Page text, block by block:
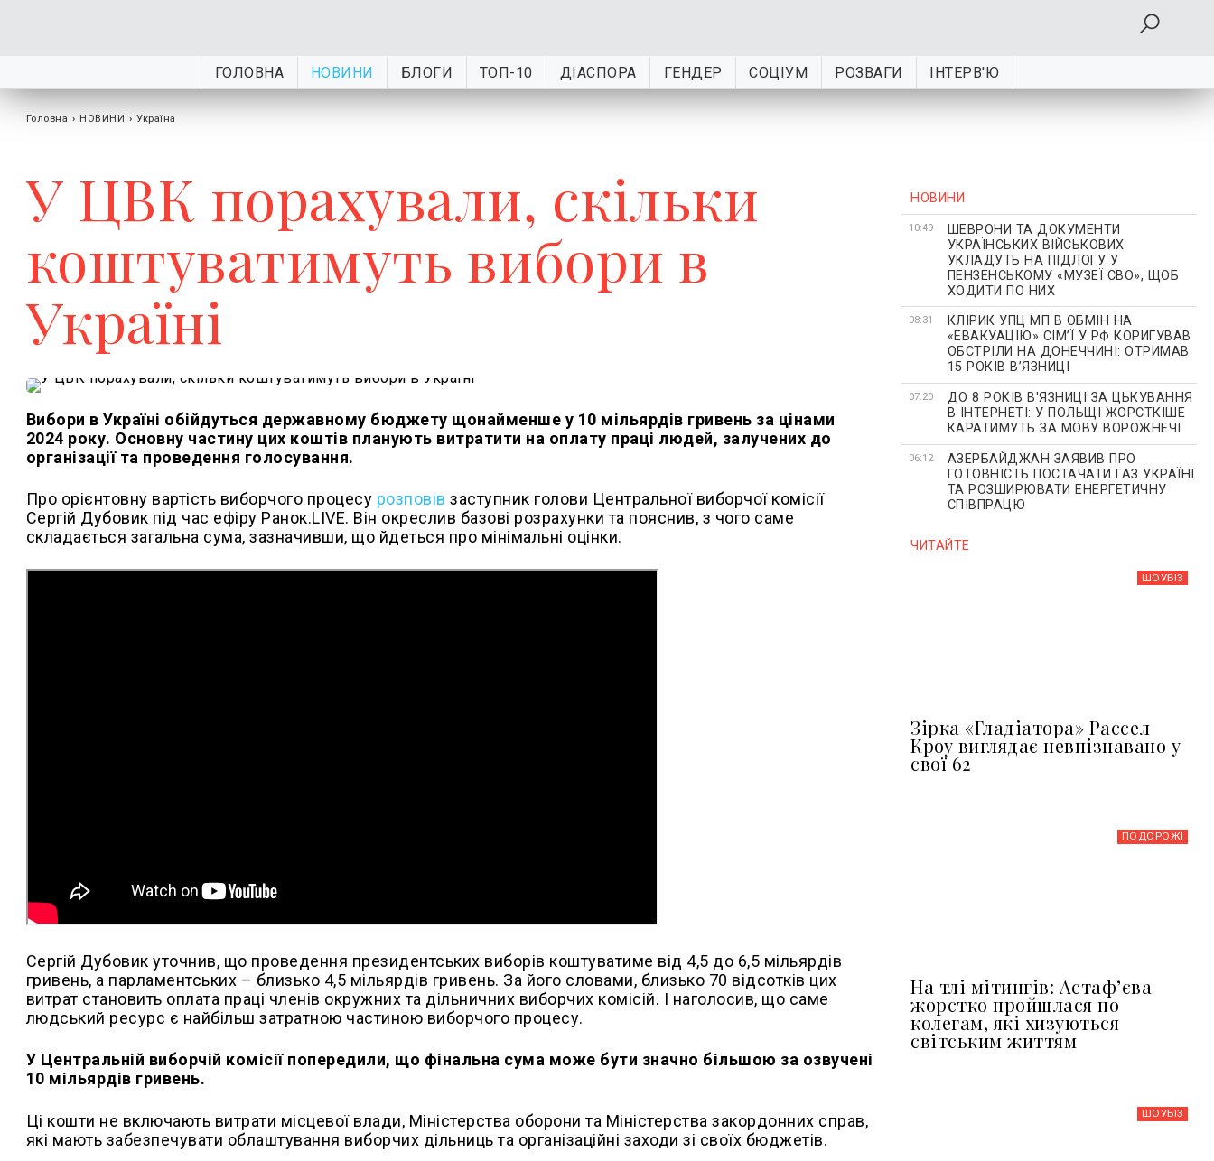
ГОЛОВНА НОВИНИ БЛОГИ ТОП-10 ДІАСПОРА ГЕНДЕР СОЦІУМ РОЗВАГИ ІНТЕРВ'Ю
Головна › НОВИНИ › Україна
У ЦВК порахували, скільки
коштуватимуть вибори в
Україні
Вибори в Україні обійдуться державному бюджету щонайменше у 10 мільярдів гривень за цінами
2024 року. Основну частину цих коштів планують витратити на оплату праці людей, залучених до
організації та проведення голосування.
Про орієнтовну вартість виборчого процесу розповів заступник голови Центральної виборчої комісії
Сергій Дубовик під час ефіру Ранок.LIVE. Він окреслив базові розрахунки та пояснив, з чого саме
складається загальна сума, зазначивши, що йдеться про мінімальні оцінки.
Сергій Дубовик уточнив, що проведення президентських виборів коштуватиме від 4,5 до 6,5 мільярдів
гривень, а парламентських – близько 4,5 мільярдів гривень. За його словами, близько 70 відсотків цих
витрат становить оплата праці членів окружних та дільничних виборчих комісій. І наголосив, що саме
людський ресурс є найбільш затратною частиною виборчого процесу.
У Центральній виборчій комісії попередили, що фінальна сума може бути значно більшою за озвучені
10 мільярдів гривень.
Ці кошти не включають витрати місцевої влади, Міністерства оборони та Міністерства закордонних справ,
які мають забезпечувати облаштування виборчих дільниць та організаційні заходи зі своїх бюджетів.
НОВИНИ
10:49
ШЕВРОНИ ТА ДОКУМЕНТИ
УКРАЇНСЬКИХ ВІЙСЬКОВИХ
УКЛАДУТЬ НА ПІДЛОГУ У
ПЕНЗЕНСЬКОМУ «МУЗЕЇ СВО», ЩОБ
ХОДИТИ ПО НИХ
08:31
КЛІРИК УПЦ МП В ОБМІН НА
«ЕВАКУАЦІЮ» СІМʼЇ У РФ КОРИГУВАВ
ОБСТРІЛИ НА ДОНЕЧЧИНІ: ОТРИМАВ
15 РОКІВ ВʼЯЗНИЦІ
07:20
ДО 8 РОКІВ В'ЯЗНИЦІ ЗА ЦЬКУВАННЯ
В ІНТЕРНЕТІ: У ПОЛЬЩІ ЖОРСТКІШЕ
КАРАТИМУТЬ ЗА МОВУ ВОРОЖНЕЧІ
06:12
АЗЕРБАЙДЖАН ЗАЯВИВ ПРО
ГОТОВНІСТЬ ПОСТАЧАТИ ГАЗ УКРАЇНІ
ТА РОЗШИРЮВАТИ ЕНЕРГЕТИЧНУ
СПІВПРАЦЮ
ЧИТАЙТЕ
ШОУБIЗ
Зірка «Гладіатора» Рассел
Кроу виглядає невпізнавано у
свої 62
ПОДОРОЖІ
На тлі мітингів: Астафʼєва
жорстко пройшлася по
колегам, які хизуються
світським життям
ШОУБIЗ